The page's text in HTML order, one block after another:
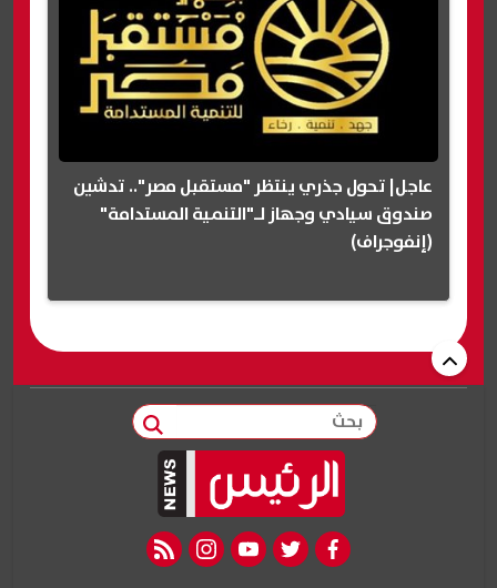
عاجل| تحول جذري ينتظر "مستقبل مصر".. تدشين
صندوق سيادي وجهاز لـ"التنمية المستدامة"
(إنفوجراف)
بحث
facebook
twitter
youtube
instagram
rss feed